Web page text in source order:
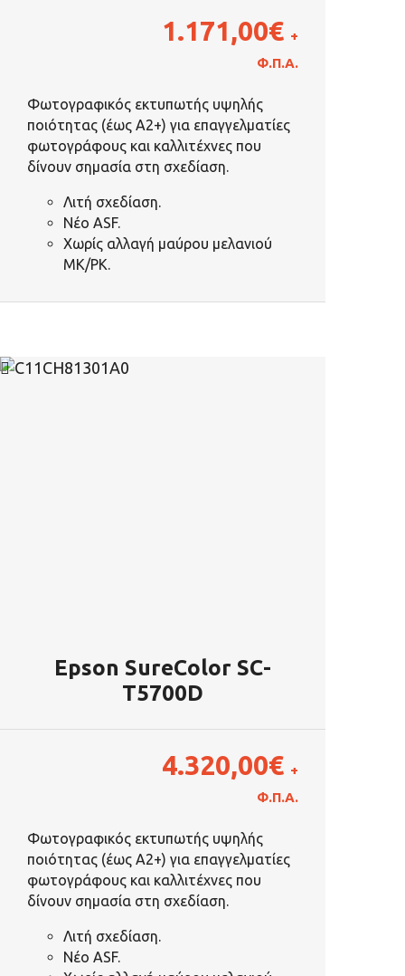
1.171,00€ +
Φ.Π.Α.
Φωτογραφικός εκτυπωτής υψηλής
ποιότητας (έως A2+) για επαγγελματίες
φωτογράφους και καλλιτέχνες που
δίνουν σημασία στη σχεδίαση.
Λιτή σχεδίαση.
Νέο ASF.
Χωρίς αλλαγή μαύρου μελανιού
MK/PK.
Epson SureColor SC-
T5700D
4.320,00€ +
Φ.Π.Α.
Φωτογραφικός εκτυπωτής υψηλής
ποιότητας (έως A2+) για επαγγελματίες
φωτογράφους και καλλιτέχνες που
δίνουν σημασία στη σχεδίαση.
Λιτή σχεδίαση.
Νέο ASF.